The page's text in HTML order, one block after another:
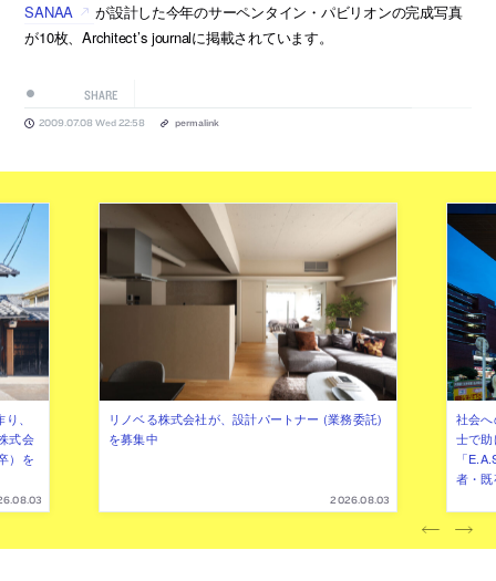
SANAA
が設計した今年のサーペンタイン・パビリオンの完成写真
が10枚、Architect’s journalに掲載されています。
SHARE
2009.07.08 Wed 22:58 permalink
、
式会
）を
リノベる株式会社が、設計パートナー (業務委託)
を募集中
2026.08.03
社会
士で
「
者・